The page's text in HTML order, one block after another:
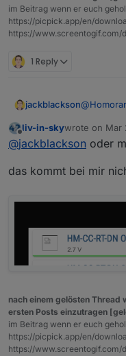
im Beitrag wenn er euch
https://picpick.app/en/
https://www.screentogif.com/
1 Reply
jackblackson@
Offline
liv-in-skywrote on Mar
last edited by
@jackblackson oder
das kommt bei mir
nach einem gelösten
ersten Posts einzutragen
im Beitrag wenn er euch
https://picpick.app/en/
https://www.screentogif.com/